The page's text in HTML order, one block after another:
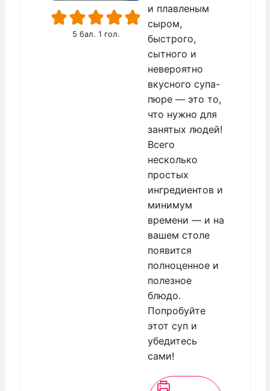
5 бал. 1 гол.
и плавленым
сыром,
быстрого,
сытного и
невероятно
вкусного супа-
пюре — это то,
что нужно для
занятых людей!
Всего
несколько
простых
ингредиентов и
минимум
времени — и на
вашем столе
появится
полноценное и
полезное
блюдо.
Попробуйте
этот суп и
убедитесь
сами!